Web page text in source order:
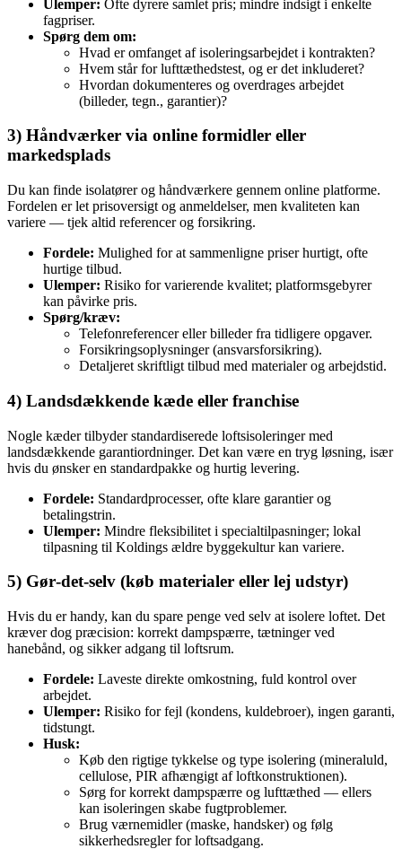
Ulemper: Ofte dyrere samlet pris; mindre indsigt i enkelte
fagpriser.
Spørg dem om:
Hvad er omfanget af isoleringsarbejdet i kontrakten?
Hvem står for lufttæthedstest, og er det inkluderet?
Hvordan dokumenteres og overdrages arbejdet
(billeder, tegn., garantier)?
3) Håndværker via online formidler eller
markedsplads
Du kan finde isolatører og håndværkere gennem online platforme.
Fordelen er let prisoversigt og anmeldelser, men kvaliteten kan
variere — tjek altid referencer og forsikring.
Fordele: Mulighed for at sammenligne priser hurtigt, ofte
hurtige tilbud.
Ulemper: Risiko for varierende kvalitet; platformsgebyrer
kan påvirke pris.
Spørg/kræv:
Telefonreferencer eller billeder fra tidligere opgaver.
Forsikringsoplysninger (ansvarsforsikring).
Detaljeret skriftligt tilbud med materialer og arbejdstid.
4) Landsdækkende kæde eller franchise
Nogle kæder tilbyder standardiserede loftsisoleringer med
landsdækkende garantiordninger. Det kan være en tryg løsning, især
hvis du ønsker en standardpakke og hurtig levering.
Fordele: Standardprocesser, ofte klare garantier og
betalingstrin.
Ulemper: Mindre fleksibilitet i specialtilpasninger; lokal
tilpasning til Koldings ældre byggekultur kan variere.
5) Gør‑det‑selv (køb materialer eller lej udstyr)
Hvis du er handy, kan du spare penge ved selv at isolere loftet. Det
kræver dog præcision: korrekt dampspærre, tætninger ved
hanebånd, og sikker adgang til loftsrum.
Fordele: Laveste direkte omkostning, fuld kontrol over
arbejdet.
Ulemper: Risiko for fejl (kondens, kuldebroer), ingen garanti,
tidstungt.
Husk:
Køb den rigtige tykkelse og type isolering (mineraluld,
cellulose, PIR afhængigt af loftkonstruktionen).
Sørg for korrekt dampspærre og lufttæthed — ellers
kan isoleringen skabe fugtproblemer.
Brug værnemidler (maske, handsker) og følg
sikkerhedsregler for loftsadgang.